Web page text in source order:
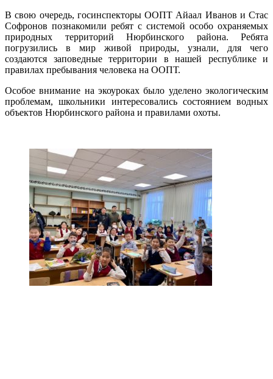
В свою очередь, госинспекторы ООПТ Айаал Иванов и Стас
Софронов познакомили ребят с системой особо охраняемых
природных территорий Нюрбинского района. Ребята
погрузились в мир живой природы, узнали, для чего
создаются заповедные территории в нашей республике и
правилах пребывания человека на ООПТ.
Особое внимание на экоуроках было уделено экологическим
проблемам, школьники интересовались состоянием водных
объектов Нюрбинского района и правилами охоты.